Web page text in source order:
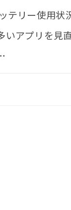
テリー使用状
いアプリを見